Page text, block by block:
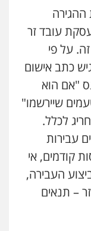
ההגירה
עובד זר
על פי
כתב אישום
"אם הוא
שיירשמו"
לכלל.
עבירות
קודמים, אי
העבירה,
– תנאים
עורכי דין
מעצרים